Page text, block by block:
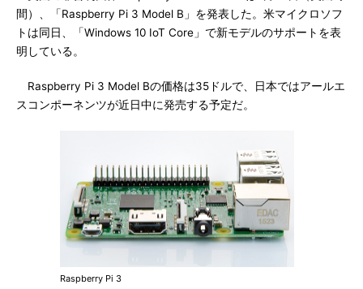
間）、「Raspberry Pi 3 Model B」を発表した。米マイクロソフ
トは同日、「Windows 10 IoT Core」で新モデルのサポートを表
明している。
Raspberry Pi 3 Model Bの価格は35ドルで、日本ではアールエ
スコンポーネンツが近日中に発売する予定だ。
Raspberry Pi 3